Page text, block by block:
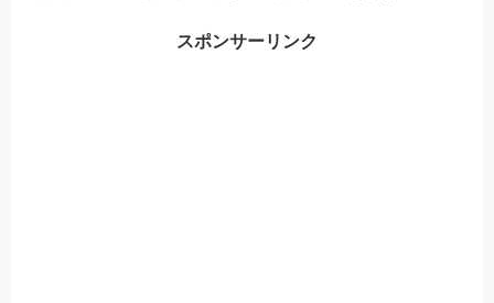
スポンサーリンク